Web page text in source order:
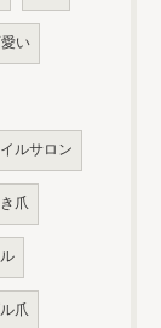
い
ルサロン
爪
爪